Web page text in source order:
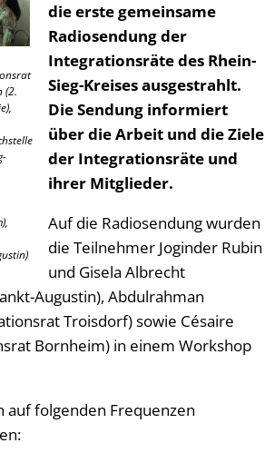
(2.
die erste gemeinsame
Radiosendung der
Integrationsräte des Rhein-
Sieg-Kreises ausgestrahlt.
Die Sendung informiert
über die Arbeit und die Ziele
der Integrationsräte und
ihrer Mitglieder.
Auf die Radiosendung wurden
die Teilnehmer Joginder Rubin
und Gisela Albrecht
Augustin), Abdulrahman
Troisdorf) sowie Césaire
Bornheim) in einem Workshop
auf folgenden Frequenzen